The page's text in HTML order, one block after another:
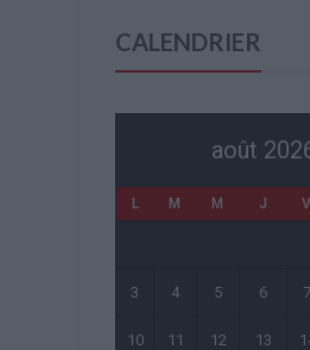
CALENDRIER
août
L M M J V
3 4 5 6 7
10 11 12 13